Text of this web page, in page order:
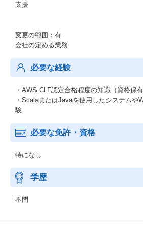
支援
変更の範囲：有
会社の定める業務
必要な経験
・AWS CLF認定合格程度の知識（資格保有
・ScalaまたはJavaを使用したシステムや
験
必要な免許・資格
特になし
学歴
不問